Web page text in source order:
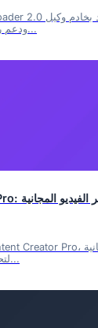
ودعم رؤوس مخصصة، ومعاينة للفيدي...
لتحرير الفيديو عبر المتصفح. يمك...